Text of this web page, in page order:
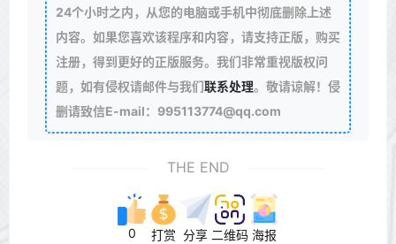
24个小时之内，从您的电脑或手机中彻底删除上述
内容。如果您喜欢该程序和内容，请支持正版，购买
注册，得到更好的正版服务。我们非常重视版权问
题，如有侵权请邮件与我们联系处理。敬请谅解！侵
删请致信E-mail：995113774@qq.com
THE END
0 打赏 分享 二维码 海报